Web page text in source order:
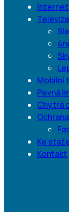
Internet
Mobilní
Pevná
Chytrá
Ke
Kontakt